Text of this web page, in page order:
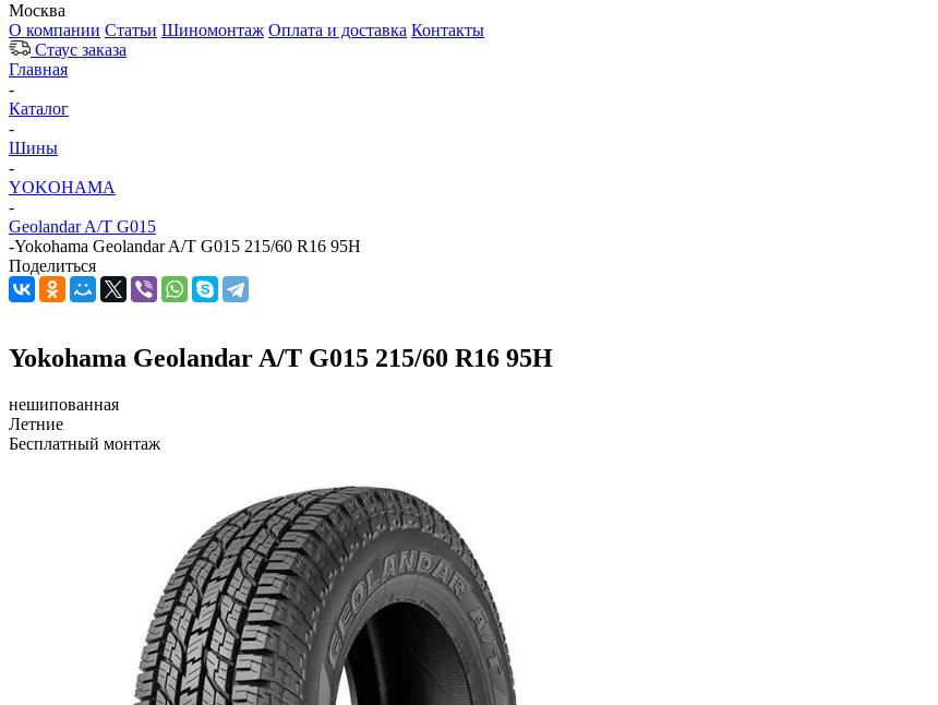
Москва
О компании Статьи Шиномонтаж Оплата и доставка Контакты
Стаус заказа
Главная
-
Каталог
-
Шины
-
YOKOHAMA
-
Geolandar A/T G015
-Yokohama Geolandar A/T G015 215/60 R16 95H
Поделиться
Yokohama Geolandar A/T G015 215/60 R16 95H
нешипованная
Летние
Бесплатный монтаж